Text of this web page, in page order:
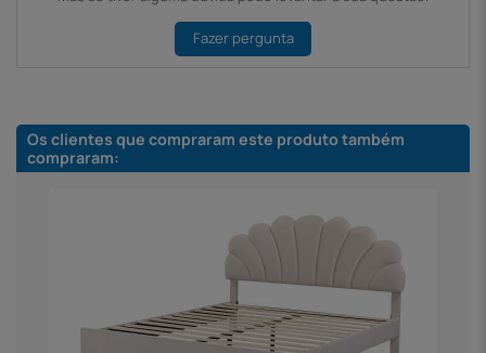
Fazer pergunta
Os clientes que compraram este produto também
compraram: